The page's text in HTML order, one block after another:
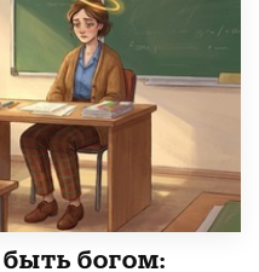
богом: